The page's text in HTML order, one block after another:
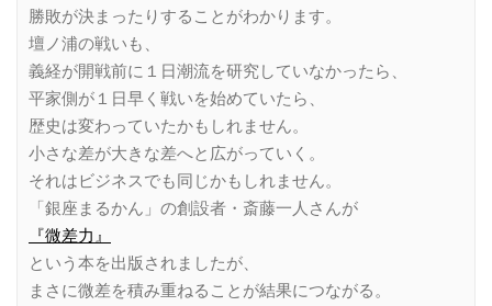
勝敗が決まったりすることがわかります。
壇ノ浦の戦いも、
義経が開戦前に１日潮流を研究していなかったら、
平家側が１日早く戦いを始めていたら、
歴史は変わっていたかもしれません。
小さな差が大きな差へと広がっていく。
それはビジネスでも同じかもしれません。
「銀座まるかん」の創設者・斎藤一人さんが
『微差力』
という本を出版されましたが、
まさに微差を積み重ねることが結果につながる。